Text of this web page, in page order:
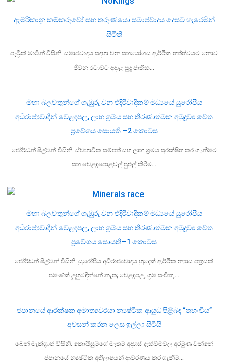
ඇමරිකානු කම්කරුවෝ සහ තරුණයෝ සමාජවාදය දෙසට හැරෙමින්
සිටිති
පැට්‍රික් මාටින් විසිනි. සමාජවාදය සඳහා වන සහයෝගය ආර්ථික තත්ත්වයට නොව
ජීවන රටාවට අදාළ සුදු ජාතික…
මහා බලවතුන්ගේ ගැඹුරු වන එදිරිවාදිකම් මධ්‍යයේ යුරෝපීය
අධිරාජ්‍යවාදීන් වෙළඳපල, ලාභ ශ්‍රමය සහ තීරණාත්මක අමුද්‍රව්‍ය වෙත
ප්‍රවේශය සොයති —2 කොටස
ජෝර්ඩන් ෂිල්ටන් විසිනි. ස්වභාවික සම්පත් සහ ලාභ ශ්‍රමය සුරක්ෂිත කර ගැනීමට
සහ වෙළඳපොළවල් පුළුල් කිරීම…
මහා බලවතුන්ගේ ගැඹුරු වන එදිරිවාදිකම් මධ්‍යයේ යුරෝපීය
අධිරාජ්‍යවාදීන් වෙළඳපල, ලාභ ශ්‍රමය සහ තීරණාත්මක අමුද්‍රව්‍ය වෙත
ප්‍රවේශය සොයති—1 කොටස
ජෝර්ඩන් ෂිල්ටන් විසිනි. යුරෝපීය අධිරාජ්‍යවාදය හුදෙක් ආර්ථික න්‍යාය පත්‍රයක්
පමණක් ලුහුබඳින්නේ නැත; වෙළඳපල, ශ්‍රම සංචිත,…
ජපානයේ ආරක්ෂක අමාත්‍යවරයා න්‍යෂ්ටික ආයුධ පිළිබඳ “තහංචිය”
අවසන් කරන ලෙස ඉල්ලා සිටියි
බෙන් මැක්ග්‍රාත් විසිනි. කොයිසුමිගේ මෑතම අදහස් දැක්වීම්වල අරමුණ වන්නේ
ජපානයේ න්‍යෂ්ටික අභිලාෂයන් ආවරණය කර ගැනීම…